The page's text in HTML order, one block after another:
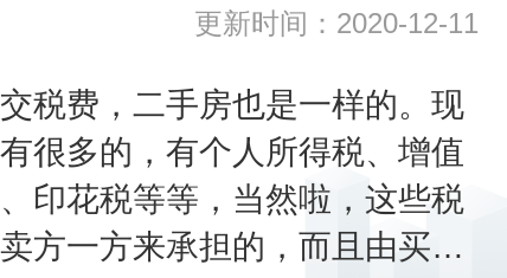
更新时间：2020-12-11
税费，二手房也是一样的。现
很多的，有个人所得税、增值
印花税等等，当然啦，这些税
方一方来承担的，而且由买卖